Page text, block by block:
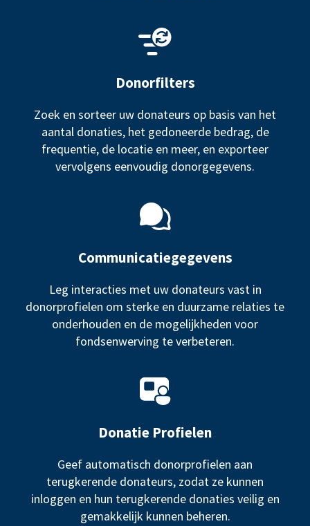
Donorfilters
Zoek en sorteer uw donateurs op basis van het
aantal donaties, het gedoneerde bedrag, de
frequentie, de locatie en meer, en exporteer
vervolgens eenvoudig donorgegevens.
Communicatiegegevens
Leg interacties met uw donateurs vast in
donorprofielen om sterke en duurzame relaties te
onderhouden en de mogelijkheden voor
fondsenwerving te verbeteren.
Donatie Profielen
Geef automatisch donorprofielen aan
terugkerende donateurs, zodat ze kunnen
inloggen en hun terugkerende donaties veilig en
gemakkelijk kunnen beheren.